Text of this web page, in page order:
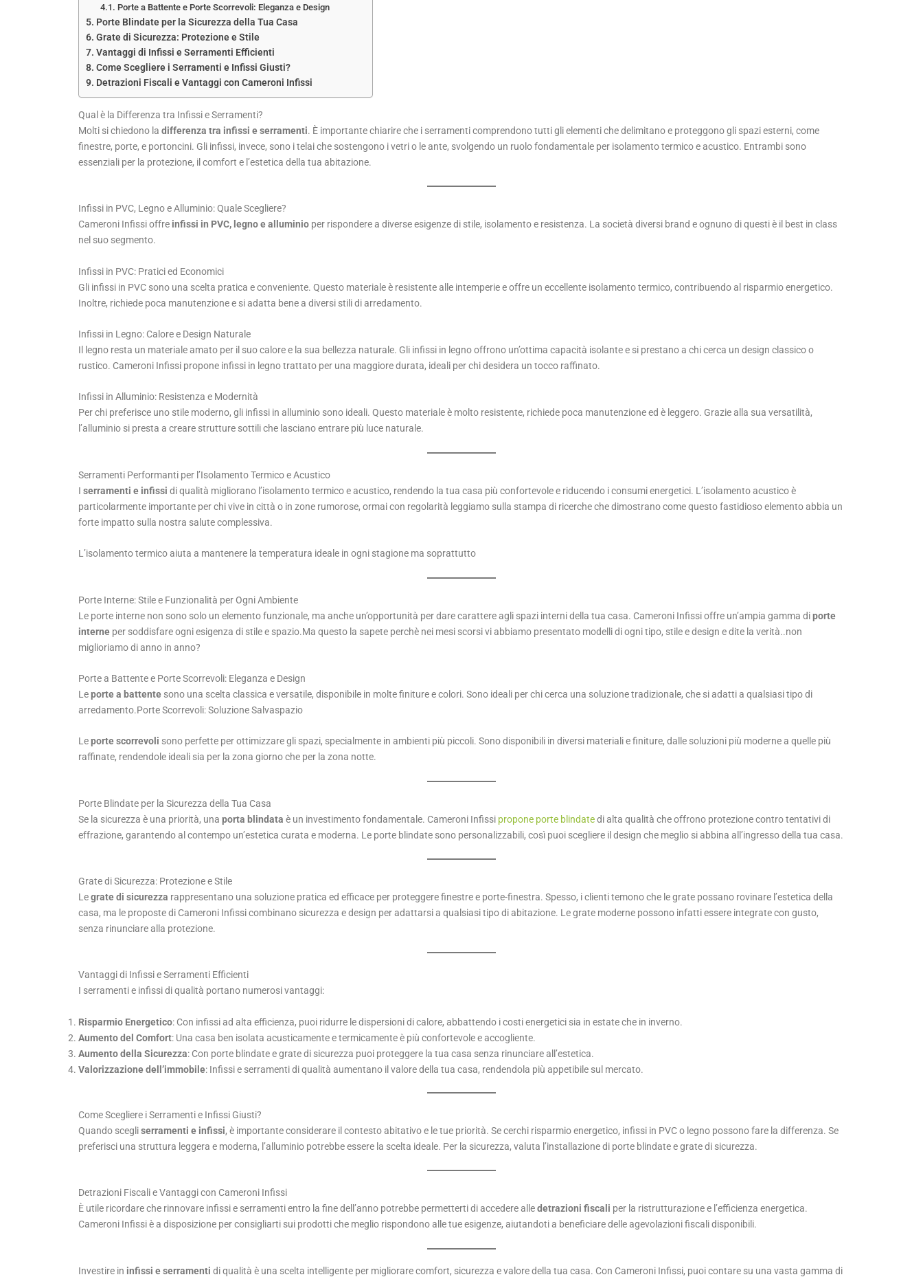
Porte a Battente e Porte Scorrevoli: Eleganza e Design
Porte Blindate per la Sicurezza della Tua Casa
Grate di Sicurezza: Protezione e Stile
Vantaggi di Infissi e Serramenti Efficienti
Come Scegliere i Serramenti e Infissi Giusti?
Detrazioni Fiscali e Vantaggi con Cameroni Infissi
Qual è la Differenza tra Infissi e Serramenti?
Molti si chiedono la differenza tra infissi e serramenti. È importante chiarire che i serramenti comprendono tutti gli elementi che delimitano e proteggono gli spazi esterni, come
finestre, porte, e portoncini. Gli infissi, invece, sono i telai che sostengono i vetri o le ante, svolgendo un ruolo fondamentale per isolamento termico e acustico. Entrambi sono
essenziali per la protezione, il comfort e l’estetica della tua abitazione.
Infissi in PVC, Legno e Alluminio: Quale Scegliere?
Cameroni Infissi offre infissi in PVC, legno e alluminio per rispondere a diverse esigenze di stile, isolamento e resistenza. La società diversi brand e ognuno di questi è il best in class
nel suo segmento.
Infissi in PVC: Pratici ed Economici
Gli infissi in PVC sono una scelta pratica e conveniente. Questo materiale è resistente alle intemperie e offre un eccellente isolamento termico, contribuendo al risparmio energetico.
Inoltre, richiede poca manutenzione e si adatta bene a diversi stili di arredamento.
Infissi in Legno: Calore e Design Naturale
Il legno resta un materiale amato per il suo calore e la sua bellezza naturale. Gli infissi in legno offrono un’ottima capacità isolante e si prestano a chi cerca un design classico o
rustico. Cameroni Infissi propone infissi in legno trattato per una maggiore durata, ideali per chi desidera un tocco raffinato.
Infissi in Alluminio: Resistenza e Modernità
Per chi preferisce uno stile moderno, gli infissi in alluminio sono ideali. Questo materiale è molto resistente, richiede poca manutenzione ed è leggero. Grazie alla sua versatilità,
l’alluminio si presta a creare strutture sottili che lasciano entrare più luce naturale.
Serramenti Performanti per l’Isolamento Termico e Acustico
I serramenti e infissi di qualità migliorano l’isolamento termico e acustico, rendendo la tua casa più confortevole e riducendo i consumi energetici. L’isolamento acustico è
particolarmente importante per chi vive in città o in zone rumorose, ormai con regolarità leggiamo sulla stampa di ricerche che dimostrano come questo fastidioso elemento abbia un
forte impatto sulla nostra salute complessiva.
L’isolamento termico aiuta a mantenere la temperatura ideale in ogni stagione ma soprattutto
Porte Interne: Stile e Funzionalità per Ogni Ambiente
Le porte interne non sono solo un elemento funzionale, ma anche un’opportunità per dare carattere agli spazi interni della tua casa. Cameroni Infissi offre un’ampia gamma diporte
interne per soddisfare ogni esigenza di stile e spazio.Ma questo la sapete perchè nei mesi scorsi vi abbiamo presentato modelli di ogni tipo, stile e design e dite la verità..non
miglioriamo di anno in anno?
Porte a Battente e Porte Scorrevoli: Eleganza e Design
Leporte a battente sono una scelta classica e versatile, disponibile in molte finiture e colori. Sono ideali per chi cerca una soluzione tradizionale, che si adatti a qualsiasi tipo di
arredamento.Porte Scorrevoli: Soluzione Salvaspazio
Leporte scorrevoli sono perfette per ottimizzare gli spazi, specialmente in ambienti più piccoli. Sono disponibili in diversi materiali e finiture, dalle soluzioni più moderne a quelle più
raffinate, rendendole ideali sia per la zona giorno che per la zona notte.
Porte Blindate per la Sicurezza della Tua Casa
Se la sicurezza è una priorità, una porta blindata è un investimento fondamentale. Cameroni Infissi propone porte blindatedi alta qualità che offrono protezione contro tentativi di
effrazione, garantendo al contempo un’estetica curata e moderna. Le porte blindate sono personalizzabili, così puoi scegliere il design che meglio si abbina all’ingresso della tua casa.
Grate di Sicurezza: Protezione e Stile
Legrate di sicurezza rappresentano una soluzione pratica ed efficace per proteggere finestre e porte-finestra. Spesso, i clienti temono che le grate possano rovinare l’estetica della
casa, ma le proposte di Cameroni Infissi combinano sicurezza e design per adattarsi a qualsiasi tipo di abitazione. Le grate moderne possono infatti essere integrate con gusto,
senza rinunciare alla protezione.
Vantaggi di Infissi e Serramenti Efficienti
I serramenti e infissi di qualità portano numerosi vantaggi:
Risparmio Energetico: Con infissi ad alta efficienza, puoi ridurre le dispersioni di calore, abbattendo i costi energetici sia in estate che in inverno.
Aumento del Comfort: Una casa ben isolata acusticamente e termicamente è più confortevole e accogliente.
Aumento della Sicurezza: Con porte blindate e grate di sicurezza puoi proteggere la tua casa senza rinunciare all’estetica.
Valorizzazione dell’immobile: Infissi e serramenti di qualità aumentano il valore della tua casa, rendendola più appetibile sul mercato.
Come Scegliere i Serramenti e Infissi Giusti?
Quando scegliserramenti e infissi, è importante considerare il contesto abitativo e le tue priorità. Se cerchi risparmio energetico, infissi in PVC o legno possono fare la differenza. Se
preferisci una struttura leggera e moderna, l’alluminio potrebbe essere la scelta ideale. Per la sicurezza, valuta l’installazione di porte blindate e grate di sicurezza.
Detrazioni Fiscali e Vantaggi con Cameroni Infissi
È utile ricordare che rinnovare infissi e serramenti entro la fine dell’anno potrebbe permetterti di accedere alledetrazioni fiscali per la ristrutturazione e l’efficienza energetica.
Cameroni Infissi è a disposizione per consigliarti sui prodotti che meglio rispondono alle tue esigenze, aiutandoti a beneficiare delle agevolazioni fiscali disponibili.
Investire in infissi e serramenti di qualità è una scelta intelligente per migliorare comfort, sicurezza e valore della tua casa. Con Cameroni Infissi, puoi contare su una vasta gamma di